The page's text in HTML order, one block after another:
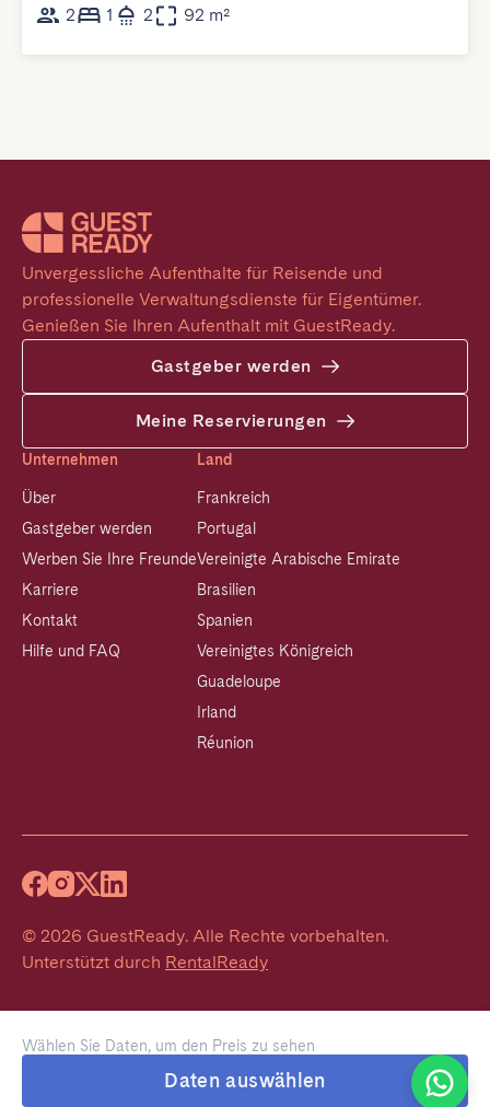
Wählen Sie Daten, um den Preis zu sehen
Daten auswählen
2
1 2 92 m²
Unvergessliche Aufenthalte für Reisende und
professionelle Verwaltungsdienste für Eigentümer.
Genießen Sie Ihren Aufenthalt mit GuestReady.
Gastgeber werden
Meine Reservierungen
Unternehmen
Über
Gastgeber werden
Werben Sie Ihre Freunde
Karriere
Kontakt
Hilfe und FAQ
Land
Frankreich
Portugal
Vereinigte Arabische Emirate
Brasilien
Spanien
Vereinigtes Königreich
Guadeloupe
Irland
Réunion
© 2026 GuestReady. Alle Rechte vorbehalten.
Unterstützt durch RentalReady
Welcome!
We typically reply within 1 hour